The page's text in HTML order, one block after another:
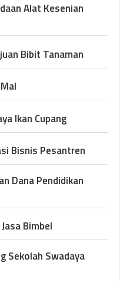
Alat Kesenian
Bibit Tanaman
Ikan Cupang
Bisnis Pesantren
Dana Pendidikan
Bimbel
Sekolah Swadaya